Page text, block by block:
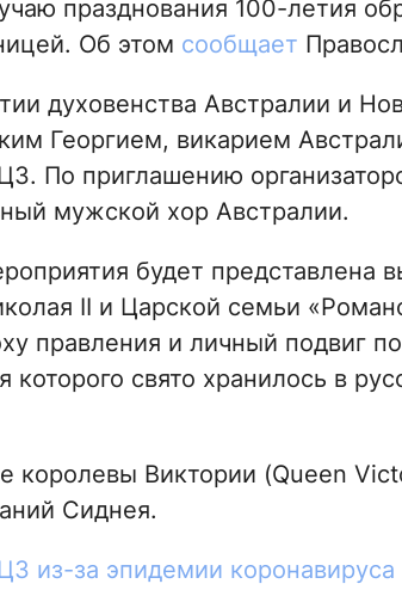
празднования 100-летия
Об этом сообщает
духовенства Австралии и
Георгием, викарием
По приглашению
мужской хор Австралии.
будет представлена
II и Царской семьи
правления и личный подвиг
которого свято хранилось в
королевы Виктории (Queen
Сиднея.
из-за эпидемии